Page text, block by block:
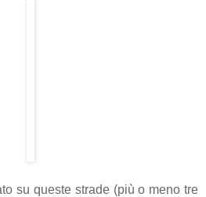
su queste strade (più o meno tre